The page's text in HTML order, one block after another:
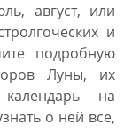
август, или
и
подробную
Луны, их
на
о ней все,